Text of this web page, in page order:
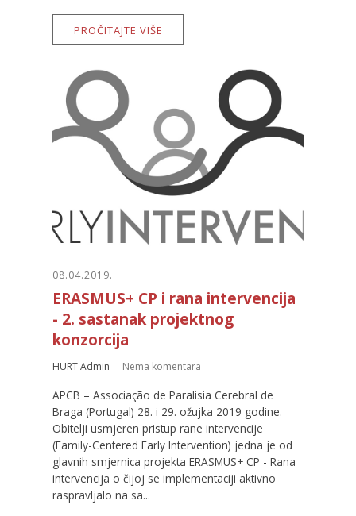
PROČITAJTE VIŠE
08.04.2019.
ERASMUS+ CP i rana intervencija
- 2. sastanak projektnog
konzorcija
HURT Admin Nema komentara
APCB – Associação de Paralisia Cerebral de
Braga (Portugal) 28. i 29. ožujka 2019 godine.
Obitelji usmjeren pristup rane intervencije
(Family-Centered Early Intervention) jedna je od
glavnih smjernica projekta ERASMUS+ CP - Rana
intervencija o čijoj se implementaciji aktivno
raspravljalo na sa...